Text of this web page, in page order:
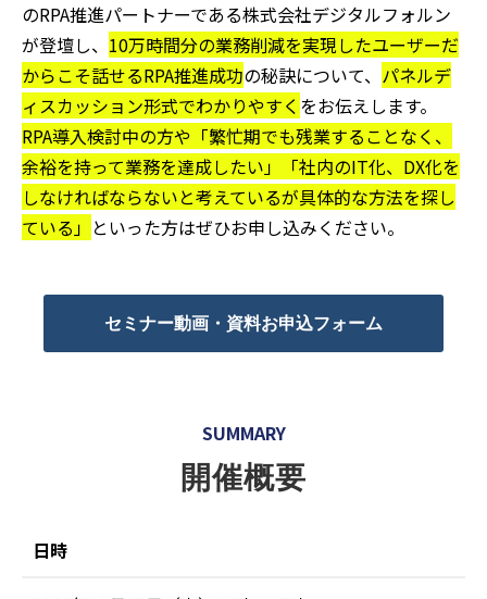
のRPA推進パートナーである株式会社デジタルフォルン
が登壇し、 10万時間分の業務削減を実現したユーザーだ
からこそ話せるRPA推進成功の秘訣について、 パネルデ
ィスカッション形式でわかりやすく をお伝えします。
RPA導入検討中の方や「繁忙期でも残業することなく、
余裕を持って業務を達成したい」「社内のIT化、DX化を
しなければならないと考えているが具体的な方法を探し
ている」 といった方はぜひお申し込みください。
セミナー動画・資料お申込フォーム
SUMMARY
開催概要
日時